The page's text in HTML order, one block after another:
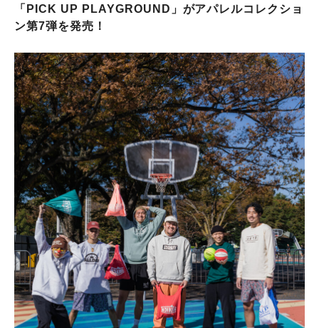
「PICK UP PLAYGROUND」がアパレルコレクショ
ン第7弾を発売！